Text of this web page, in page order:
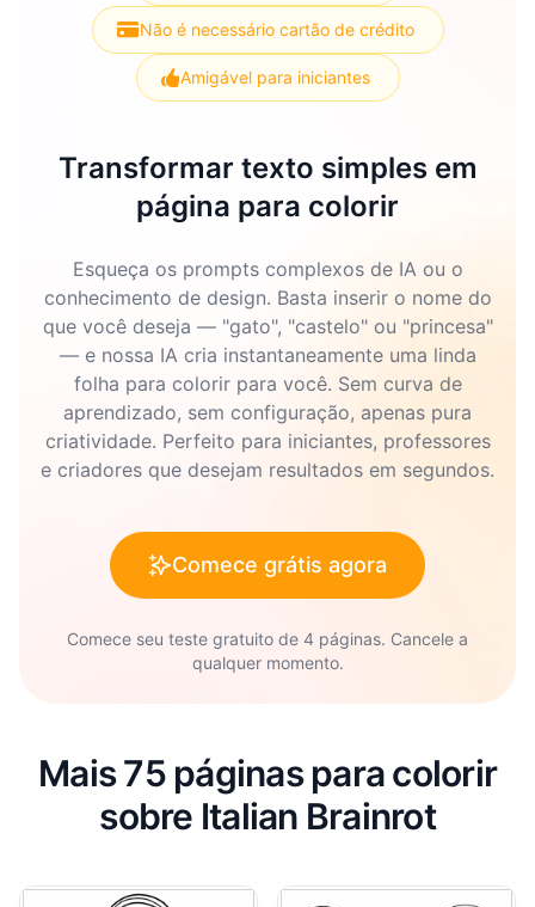
Não é necessário cartão de crédito
Amigável para iniciantes
Transformar texto simples em
página para colorir
Esqueça os prompts complexos de IA ou o
conhecimento de design. Basta inserir o nome do
que você deseja — "gato", "castelo" ou "princesa"
— e nossa IA cria instantaneamente uma linda
folha para colorir para você. Sem curva de
aprendizado, sem configuração, apenas pura
criatividade. Perfeito para iniciantes, professores
e criadores que desejam resultados em segundos.
Comece grátis agora
Comece seu teste gratuito de 4 páginas. Cancele a
qualquer momento.
Mais 75 páginas para colorir
sobre Italian Brainrot